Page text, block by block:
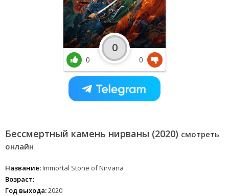
Бессмертный камень нирваны (2020) смотреть
онлайн
Название:Immortal Stone of Nirvana
Возраст:
Год выхода:2020
0
0
0